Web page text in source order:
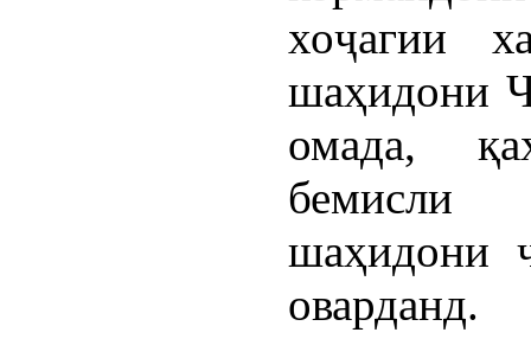
хоҷагии
шаҳидони
омада,
бемисли
шаҳидони
оварданд.